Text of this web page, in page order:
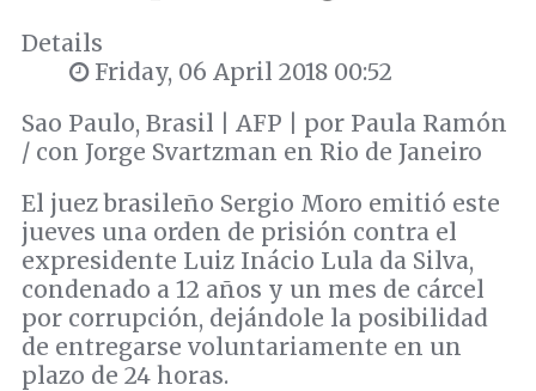
Details
Friday, 06 April 2018 00:52
Sao Paulo, Brasil | AFP | por Paula Ramón
/ con Jorge Svartzman en Rio de Janeiro
El juez brasileño Sergio Moro emitió este
jueves una orden de prisión contra el
expresidente Luiz Inácio Lula da Silva,
condenado a 12 años y un mes de cárcel
por corrupción, dejándole la posibilidad
de entregarse voluntariamente en un
plazo de 24 horas.